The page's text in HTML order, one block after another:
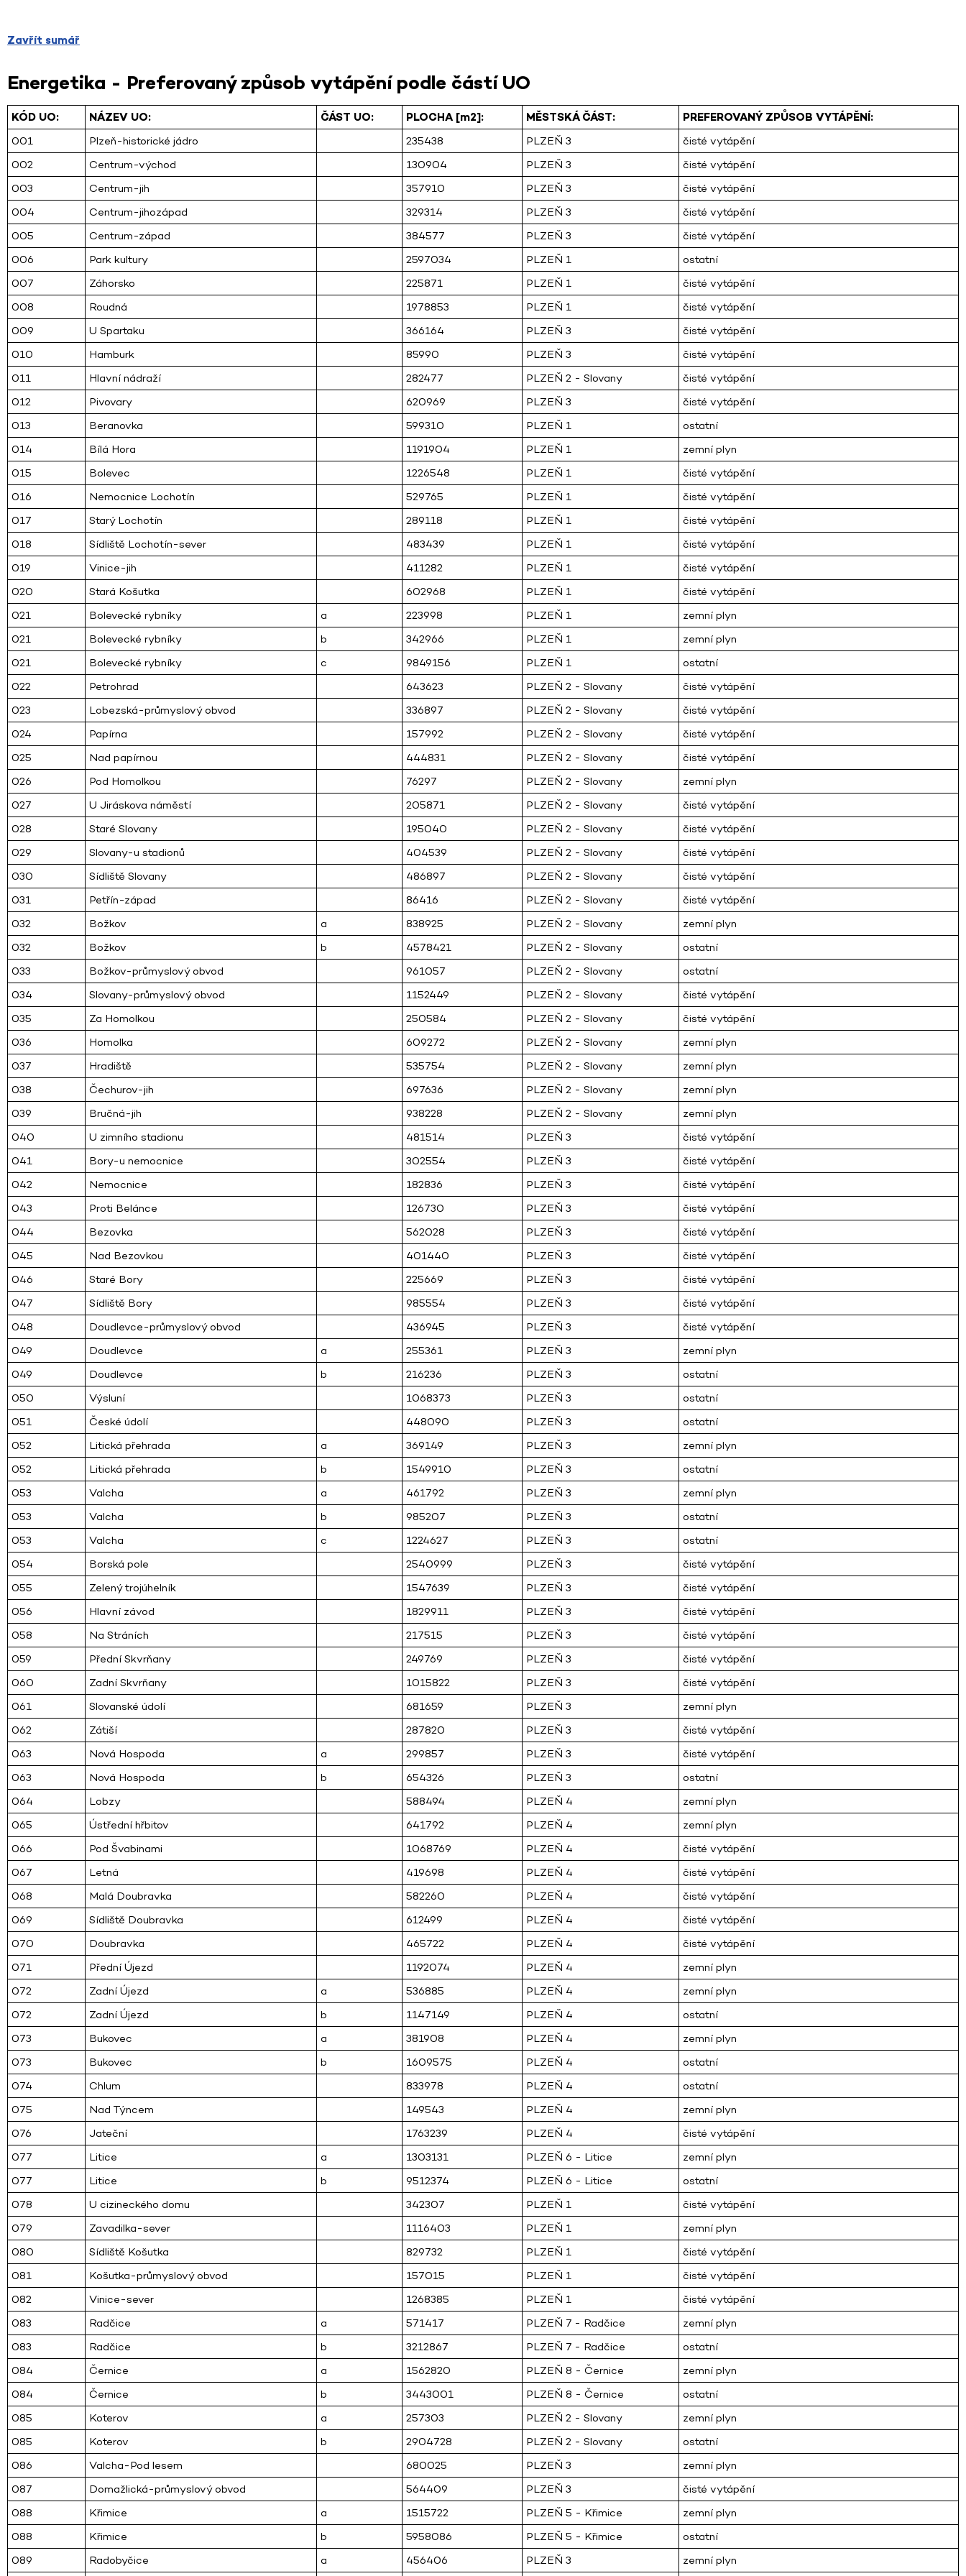
Zavřít sumář
Energetika - Preferovaný způsob vytápění podle částí UO
KÓD UO: NÁZEV UO: ČÁST UO: PLOCHA [m2]: MĚSTSKÁ ČÁST:
PREFEROVANÝ ZPŮSOB VYTÁPĚNÍ:
001
Plzeň-historické jádro 235438 PLZEŇ 3
čisté vytápění
002
Centrum-východ 130904 PLZEŇ 3
čisté vytápění
003
Centrum-jih 357910 PLZEŇ 3
čisté vytápění
004
Centrum-jihozápad 329314 PLZEŇ 3
čisté vytápění
005
Centrum-západ 384577 PLZEŇ 3
čisté vytápění
006
Park kultury 2597034 PLZEŇ 1
ostatní
007
Záhorsko 225871 PLZEŇ 1
čisté vytápění
008
Roudná 1978853 PLZEŇ 1
čisté vytápění
009
U Spartaku 366164 PLZEŇ 3
čisté vytápění
010
Hamburk 85990 PLZEŇ 3
čisté vytápění
011
Hlavní nádraží 282477 PLZEŇ 2 - Slovany
čisté vytápění
012
Pivovary 620969 PLZEŇ 3
čisté vytápění
013
Beranovka 599310 PLZEŇ 1
ostatní
014
Bílá Hora 1191904 PLZEŇ 1
zemní plyn
015
Bolevec 1226548 PLZEŇ 1
čisté vytápění
016
Nemocnice Lochotín 529765 PLZEŇ 1
čisté vytápění
017
Starý Lochotín 289118 PLZEŇ 1
čisté vytápění
018
Sídliště Lochotín-sever 483439 PLZEŇ 1
čisté vytápění
019
Vinice-jih 411282 PLZEŇ 1
čisté vytápění
020
Stará Košutka 602968 PLZEŇ 1
čisté vytápění
021
Bolevecké rybníky a 223998 PLZEŇ 1
zemní plyn
021
Bolevecké rybníky b 342966 PLZEŇ 1
zemní plyn
021
Bolevecké rybníky c 9849156 PLZEŇ 1
ostatní
022
Petrohrad 643623 PLZEŇ 2 - Slovany
čisté vytápění
023
Lobezská-průmyslový obvod 336897 PLZEŇ 2 - Slovany
čisté vytápění
024
Papírna 157992 PLZEŇ 2 - Slovany
čisté vytápění
025
Nad papírnou 444831 PLZEŇ 2 - Slovany
čisté vytápění
026
Pod Homolkou 76297 PLZEŇ 2 - Slovany
zemní plyn
027
U Jiráskova náměstí 205871 PLZEŇ 2 - Slovany
čisté vytápění
028
Staré Slovany 195040 PLZEŇ 2 - Slovany
čisté vytápění
029
Slovany-u stadionů 404539 PLZEŇ 2 - Slovany
čisté vytápění
030
Sídliště Slovany 486897 PLZEŇ 2 - Slovany
čisté vytápění
031
Petřín-západ 86416 PLZEŇ 2 - Slovany
čisté vytápění
032
Božkov a 838925 PLZEŇ 2 - Slovany
zemní plyn
032
Božkov b 4578421 PLZEŇ 2 - Slovany
ostatní
033
Božkov-průmyslový obvod 961057 PLZEŇ 2 - Slovany
ostatní
034
Slovany-průmyslový obvod 1152449 PLZEŇ 2 - Slovany
čisté vytápění
035
Za Homolkou 250584 PLZEŇ 2 - Slovany
čisté vytápění
036
Homolka 609272 PLZEŇ 2 - Slovany
zemní plyn
037
Hradiště 535754 PLZEŇ 2 - Slovany
zemní plyn
038
Čechurov-jih 697636 PLZEŇ 2 - Slovany
zemní plyn
039
Bručná-jih 938228 PLZEŇ 2 - Slovany
zemní plyn
040
U zimního stadionu 481514 PLZEŇ 3
čisté vytápění
041
Bory-u nemocnice 302554 PLZEŇ 3
čisté vytápění
042
Nemocnice 182836 PLZEŇ 3
čisté vytápění
043
Proti Belánce 126730 PLZEŇ 3
čisté vytápění
044
Bezovka 562028 PLZEŇ 3
čisté vytápění
045
Nad Bezovkou 401440 PLZEŇ 3
čisté vytápění
046
Staré Bory 225669 PLZEŇ 3
čisté vytápění
047
Sídliště Bory 985554 PLZEŇ 3
čisté vytápění
048
Doudlevce-průmyslový obvod 436945 PLZEŇ 3
čisté vytápění
049
Doudlevce a 255361 PLZEŇ 3
zemní plyn
049
Doudlevce b 216236 PLZEŇ 3
ostatní
050
Výsluní 1068373 PLZEŇ 3
ostatní
051
České údolí 448090 PLZEŇ 3
ostatní
052
Litická přehrada a 369149 PLZEŇ 3
zemní plyn
052
Litická přehrada b 1549910 PLZEŇ 3
ostatní
053
Valcha a 461792 PLZEŇ 3
zemní plyn
053
Valcha b 985207 PLZEŇ 3
ostatní
053
Valcha c 1224627 PLZEŇ 3
ostatní
054
Borská pole 2540999 PLZEŇ 3
čisté vytápění
055
Zelený trojúhelník 1547639 PLZEŇ 3
čisté vytápění
056
Hlavní závod 1829911 PLZEŇ 3
čisté vytápění
058
Na Stráních 217515 PLZEŇ 3
čisté vytápění
059
Přední Skvrňany 249769 PLZEŇ 3
čisté vytápění
060
Zadní Skvrňany 1015822 PLZEŇ 3
čisté vytápění
061
Slovanské údolí 681659 PLZEŇ 3
zemní plyn
062
Zátiší 287820 PLZEŇ 3
čisté vytápění
063
Nová Hospoda a 299857 PLZEŇ 3
čisté vytápění
063
Nová Hospoda b 654326 PLZEŇ 3
ostatní
064
Lobzy 588494 PLZEŇ 4
zemní plyn
065
Ústřední hřbitov 641792 PLZEŇ 4
zemní plyn
066
Pod Švabinami 1068769 PLZEŇ 4
čisté vytápění
067
Letná 419698 PLZEŇ 4
čisté vytápění
068
Malá Doubravka 582260 PLZEŇ 4
čisté vytápění
069
Sídliště Doubravka 612499 PLZEŇ 4
čisté vytápění
070
Doubravka 465722 PLZEŇ 4
čisté vytápění
071
Přední Újezd 1192074 PLZEŇ 4
zemní plyn
072
Zadní Újezd a 536885 PLZEŇ 4
zemní plyn
072
Zadní Újezd b 1147149 PLZEŇ 4
ostatní
073
Bukovec a 381908 PLZEŇ 4
zemní plyn
073
Bukovec b 1609575 PLZEŇ 4
ostatní
074
Chlum 833978 PLZEŇ 4
ostatní
075
Nad Týncem 149543 PLZEŇ 4
zemní plyn
076
Jateční 1763239 PLZEŇ 4
čisté vytápění
077
Litice a 1303131 PLZEŇ 6 - Litice
zemní plyn
077
Litice b 9512374 PLZEŇ 6 - Litice
ostatní
078
U cizineckého domu 342307 PLZEŇ 1
čisté vytápění
079
Zavadilka-sever 1116403 PLZEŇ 1
zemní plyn
080
Sídliště Košutka 829732 PLZEŇ 1
čisté vytápění
081
Košutka-průmyslový obvod 157015 PLZEŇ 1
čisté vytápění
082
Vinice-sever 1268385 PLZEŇ 1
čisté vytápění
083
Radčice a 571417 PLZEŇ 7 - Radčice
zemní plyn
083
Radčice b 3212867 PLZEŇ 7 - Radčice
ostatní
084
Černice a 1562820 PLZEŇ 8 - Černice
zemní plyn
084
Černice b 3443001 PLZEŇ 8 - Černice
ostatní
085
Koterov a 257303 PLZEŇ 2 - Slovany
zemní plyn
085
Koterov b 2904728 PLZEŇ 2 - Slovany
ostatní
086
Valcha-Pod lesem 680025 PLZEŇ 3
zemní plyn
087
Domažlická-průmyslový obvod 564409 PLZEŇ 3
čisté vytápění
088
Křimice a 1515722 PLZEŇ 5 - Křimice
zemní plyn
088
Křimice b 5958086 PLZEŇ 5 - Křimice
ostatní
089
Radobyčice a 456406 PLZEŇ 3 zemní plyn